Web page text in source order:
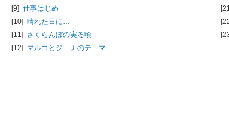
[9] 仕事はじめ
[10] 晴れた日に…
[11] さくらんぼの実る頃
[12] マルコとジ－ナのテ－マ